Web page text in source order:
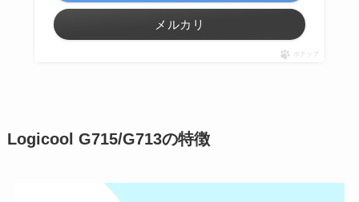
メルカリ
ポチップ
Logicool G715/G713の特徴